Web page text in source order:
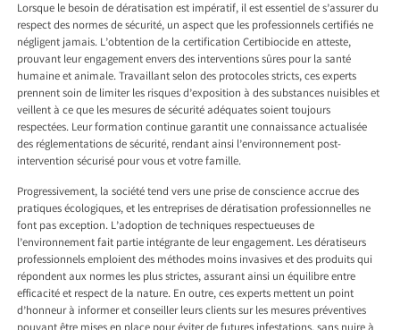
Lorsque le besoin de dératisation est impératif, il est essentiel de s’assurer du
respect des normes de sécurité, un aspect que les professionnels certifiés ne
négligent jamais. L’obtention de la certification Certibiocide en atteste,
prouvant leur engagement envers des interventions sûres pour la santé
humaine et animale. Travaillant selon des protocoles stricts, ces experts
prennent soin de limiter les risques d’exposition à des substances nuisibles et
veillent à ce que les mesures de sécurité adéquates soient toujours
respectées. Leur formation continue garantit une connaissance actualisée
des réglementations de sécurité, rendant ainsi l’environnement post-
intervention sécurisé pour vous et votre famille.
Progressivement, la société tend vers une prise de conscience accrue des
pratiques écologiques, et les entreprises de dératisation professionnelles ne
font pas exception. L’adoption de techniques respectueuses de
l’environnement fait partie intégrante de leur engagement. Les dératiseurs
professionnels emploient des méthodes moins invasives et des produits qui
répondent aux normes les plus strictes, assurant ainsi un équilibre entre
efficacité et respect de la nature. En outre, ces experts mettent un point
d’honneur à informer et conseiller leurs clients sur les mesures préventives